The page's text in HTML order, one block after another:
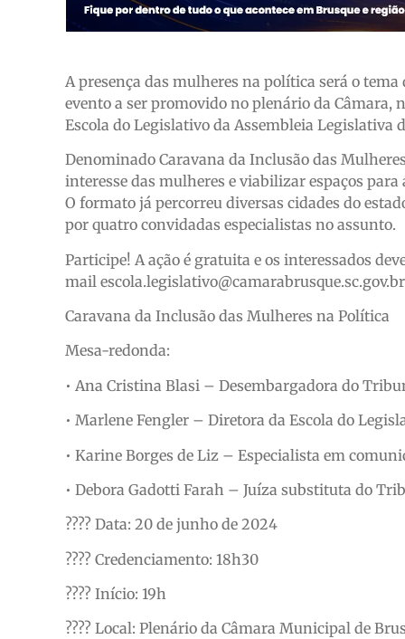
A presença das mulheres na política será o
evento a ser promovido no plenário da Câmara,
Escola do Legislativo da Assembleia Legislativa
Denominado Caravana da Inclusão das
interesse das mulheres e viabilizar espaços
O formato já percorreu diversas cidades do
por quatro convidadas especialistas no assunto.
Participe! A ação é gratuita e os interessados
mail
Caravana da Inclusão das Mulheres na Política
Mesa-redonda:
• Ana Cristina Blasi – Desembargadora do
• Marlene Fengler – Diretora da Escola do
• Karine Borges de Liz – Especialista em
• Debora Gadotti Farah – Juíza substituta do
????️ Data: 20 de junho de 2024
????️ Credenciamento: 18h30
???? Início: 19h
???? Local: Plenário da Câmara Municipal de